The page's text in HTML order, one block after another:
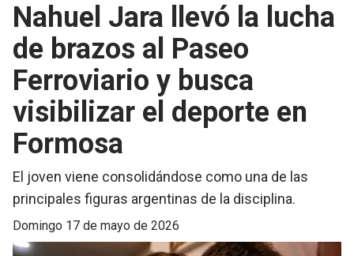
Nahuel Jara llevó la lucha
de brazos al Paseo
Ferroviario y busca
visibilizar el deporte en
Formosa
El joven viene consolidándose como una de las
principales figuras argentinas de la disciplina.
domingo 17 de mayo de 2026